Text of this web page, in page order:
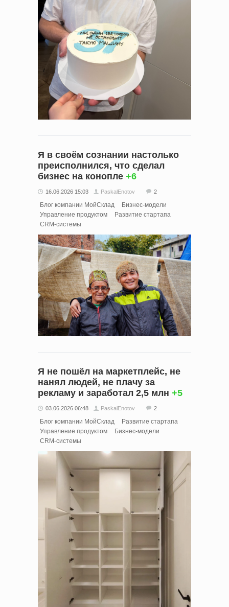
Я в своём сознании настолько
преисполнился, что сделал
бизнес на конопле +6
16.06.2026 15:03 PaskalEnotov 2
Блог компании МойСклад
Бизнес-модели
Управление продуктом
Развитие стартапа
CRM-системы
Я не пошёл на маркетплейс, не
нанял людей, не плачу за
рекламу и заработал 2,5 млн +5
03.06.2026 06:48 PaskalEnotov 2
Блог компании МойСклад
Развитие стартапа
Управление продуктом
Бизнес-модели
CRM-системы